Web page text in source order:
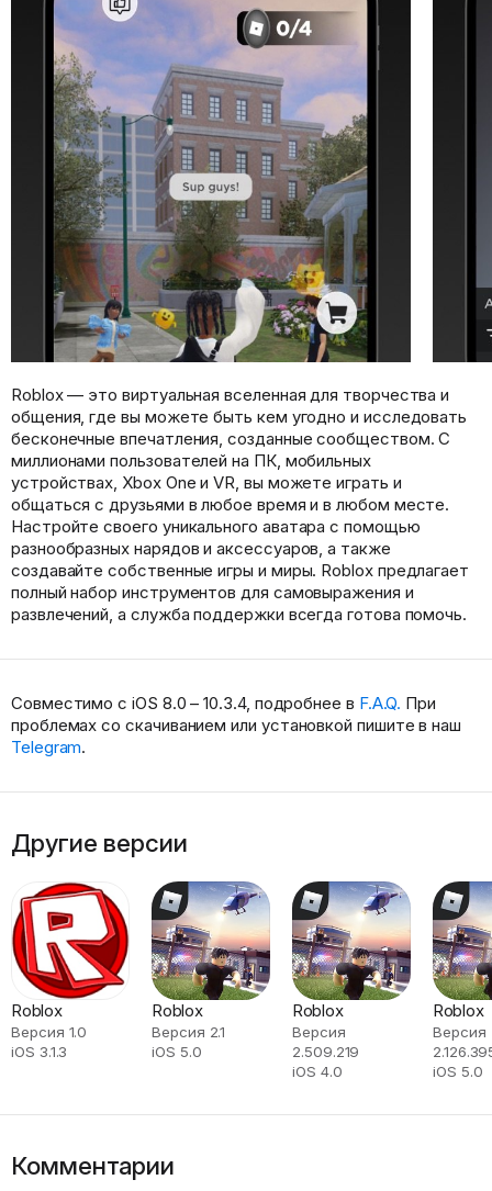
Roblox — это виртуальная вселенная для творчества и
общения, где вы можете быть кем угодно и исследовать
бесконечные впечатления, созданные сообществом. С
миллионами пользователей на ПК, мобильных
устройствах, Xbox One и VR, вы можете играть и
общаться с друзьями в любое время и в любом месте.
Настройте своего уникального аватара с помощью
разнообразных нарядов и аксессуаров, а также
создавайте собственные игры и миры. Roblox предлагает
полный набор инструментов для самовыражения и
развлечений, а служба поддержки всегда готова помочь.
Совместимо с iOS 8.0 – 10.3.4, подробнее в F.A.Q. При
проблемах со скачиванием или установкой пишите в наш
Telegram.
Другие версии
Roblox
Версия 1.0
iOS 3.1.3
Roblox
Версия 2.1
iOS 5.0
Roblox
Версия
2.509.219
iOS 4.0
Roblox
Версия
iOS 5.0
Комментарии